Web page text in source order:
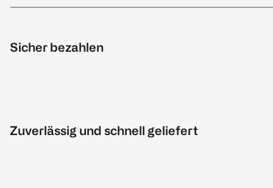
Sicher bezahlen
Zuverlässig und schnell geliefert